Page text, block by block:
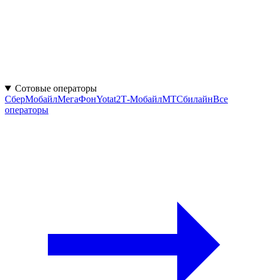
Сотовые операторы
СберМобайлМегаФонYotat2Т‑МобайлМТСбилайнВсе
операторы